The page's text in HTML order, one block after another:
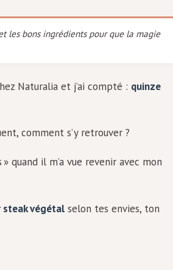
les bons ingrédients pour que la magie
Naturalia et j’ai compté : quinze
comment s’y retrouver ?
quand il m’a vue revenir avec mon
steak végétal selon tes envies, ton